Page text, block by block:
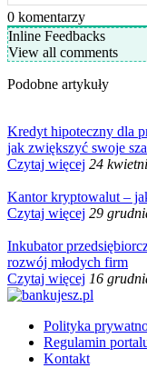
0 komentarzy
Inline Feedbacks
View all comments
Podobne artykuły
Kredyt hipoteczny dla
jak zwiększyć swoje
Czytaj więcej 24
Kantor kryptowalut –
Czytaj więcej 29
Inkubator
rozwój młodych firm
Czytaj więcej 16
Polityka
Regulamin
Kontakt